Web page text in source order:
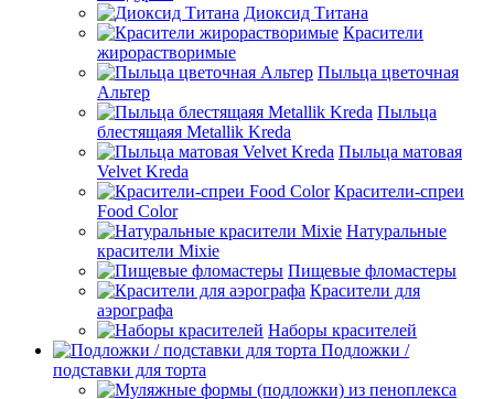
Диоксид Титана
Красители
жирорастворимые
Пыльца цветочная
Альтер
Пыльца
блестящаяя Metallik Kreda
Пыльца матовая
Velvet Kreda
Красители-спреи
Food Color
Натуральные
красители Mixie
Пищевые фломастеры
Красители для
аэрографа
Наборы красителей
Подложки /
подставки для торта